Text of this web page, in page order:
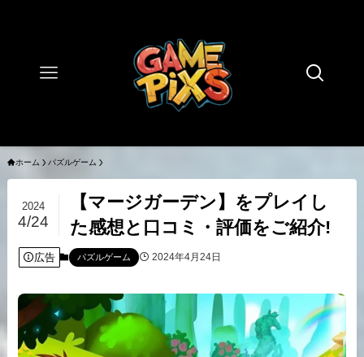
ホーム パズルゲーム
【マージガーデン】をプレイし
た感想と口コミ・評価をご紹介!
2024
4/24
広告 パズルゲーム 2024年4月24日